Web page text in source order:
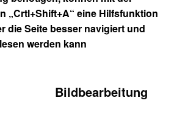
„Crtl+Shift+A“ eine Hilfsfunktion
die Seite besser navigiert und
werden kann
Bildbearbeitung